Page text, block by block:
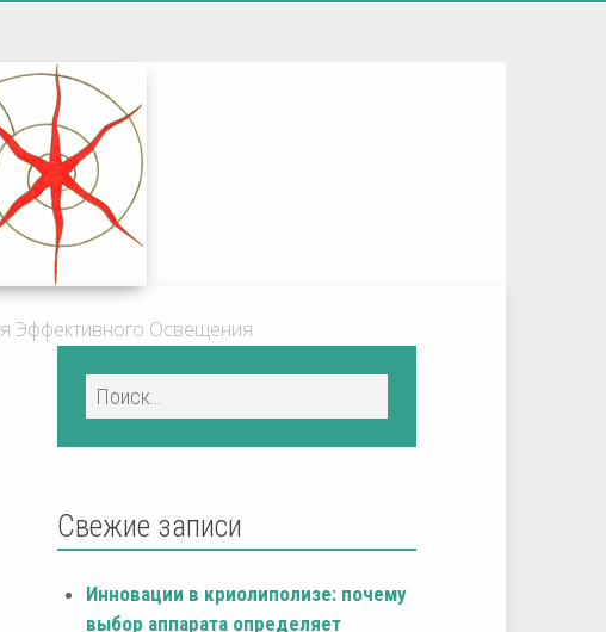
Эффективного Освещения
Свежие записи
Инновации в криолиполизе: почему
выбор аппарата определяет